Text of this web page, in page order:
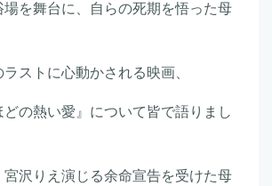
を舞台に、自らの死期を悟った母
ストに心動かされる映画、
どの熱い愛』について皆で語りまし
宮沢りえ演じる余命宣告を受けた母